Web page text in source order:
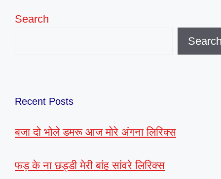
Search
Recent Posts
बजा दो भोले डमरू आज मोरे अंगना लिरिक्स
फड़ के ना छड्डी मेरी बांह सांवरे लिरिक्स